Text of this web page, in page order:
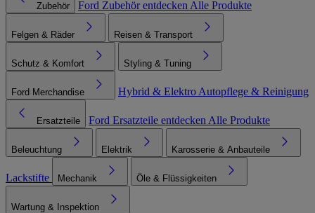
Zubehör Ford Zubehör entdecken Alle Produkte
Felgen & Räder Reisen & Transport
Schutz & Komfort Styling & Tuning
Ford Merchandise Hybrid & Elektro Autopflege & Reinigung
Ersatzteile Ford Ersatzteile entdecken Alle Produkte
Beleuchtung Elektrik Karosserie & Anbauteile
Lackstifte Mechanik Öle & Flüssigkeiten
Wartung & Inspektion